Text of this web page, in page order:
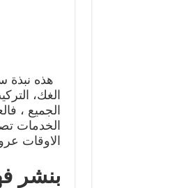
هذه نبذة
الغك،
الجميع ،
الخدمات
الاوقات عروض مميزة وخصم
بنشر